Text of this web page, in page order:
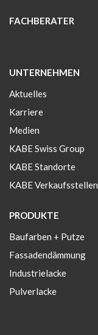
FACHBERATER
UNTERNEHMEN
Aktuelles
Karriere
Medien
KABE Swiss Group
KABE Standorte
KABE Verkaufsstellen
PRODUKTE
Baufarben + Putze
Fassadendämmung
Industrielacke
Pulverlacke